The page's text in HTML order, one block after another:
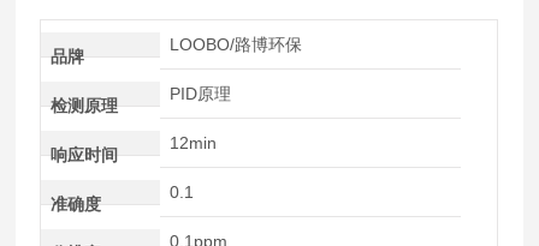
品牌
LOOBO/路博环保
检测原理
PID原理
响应时间
12min
准确度
0.1
0.1ppm